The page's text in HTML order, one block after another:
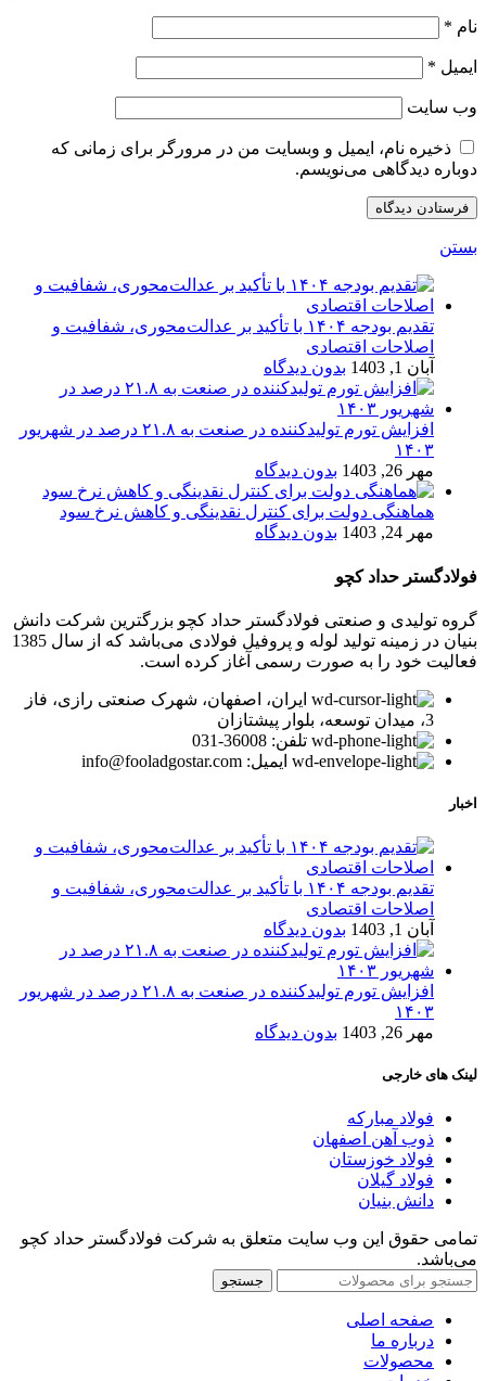
نام *
ایمیل *
وب‌ سایت
ذخیره نام، ایمیل و وبسایت من در مرورگر برای زمانی که
دوباره دیدگاهی می‌نویسم.
بستن
تقدیم بودجه ۱۴۰۴ با تأکید بر عدالت‌محوری، شفافیت و
اصلاحات اقتصادی
آبان 1, 1403
بدون دیدگاه
افزایش تورم تولیدکننده در صنعت به ۲۱.۸ درصد در شهریور
۱۴۰۳
مهر 26, 1403
بدون دیدگاه
هماهنگی دولت برای کنترل نقدینگی و کاهش نرخ سود
مهر 24, 1403
بدون دیدگاه
فولادگستر حداد کچو
گروه تولیدی و صنعتی فولادگستر حداد کچو بزرگترین شرکت دانش
بنیان در زمینه تولید لوله و پروفیل فولادی می‌باشد که از سال 1385
فعالیت خود را به صورت رسمی آغاز کرده است.
ایران، اصفهان، شهرک صنعتی رازی، فاز
3، میدان توسعه، بلوار پیشتازان
تلفن: 36008-031
ایمیل: info@fooladgostar.com
اخبار
تقدیم بودجه ۱۴۰۴ با تأکید بر عدالت‌محوری، شفافیت و
اصلاحات اقتصادی
آبان 1, 1403
بدون دیدگاه
افزایش تورم تولیدکننده در صنعت به ۲۱.۸ درصد در شهریور
۱۴۰۳
مهر 26, 1403
بدون دیدگاه
لینک های خارجی
فولاد مبارکه
ذوب آهن اصفهان
فولاد خوزستان
فولاد گیلان
دانش بنیان
تمامی حقوق این وب سایت متعلق به شرکت فولادگستر حداد کچو
می‌باشد.
جستجو
صفحه اصلی
درباره ما
محصولات